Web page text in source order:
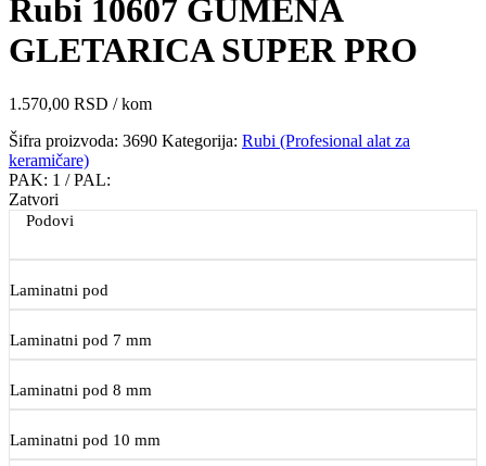
Rubi 10607 GUMENA
GLETARICA SUPER PRO
1.570,00 RSD / kom
Šifra proizvoda: 3690 Kategorija: Rubi (Profesional alat za
keramičare)
PAK: 1 / PAL:
Zatvori
Podovi
Laminatni pod
Laminatni pod 7 mm
Laminatni pod 8 mm
Laminatni pod 10 mm